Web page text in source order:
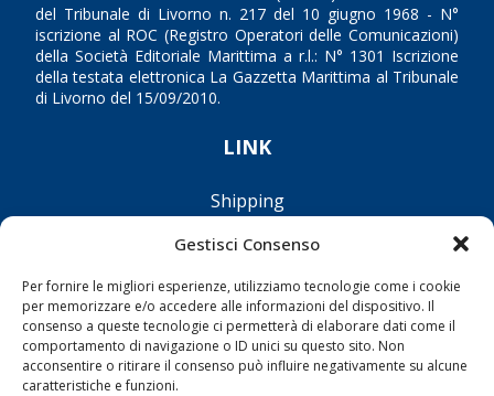
Gestisci Consenso
Per fornire le migliori esperienze, utilizziamo tecnologie come i cookie
per memorizzare e/o accedere alle informazioni del dispositivo. Il
consenso a queste tecnologie ci permetterà di elaborare dati come il
comportamento di navigazione o ID unici su questo sito. Non
acconsentire o ritirare il consenso può influire negativamente su alcune
caratteristiche e funzioni.
del Tribunale di Livorno n. 217 del 10 giugno 1968 - N°
iscrizione al ROC (Registro Operatori delle Comunicazioni)
della Società Editoriale Marittima a r.l.: N° 1301 Iscrizione
della testata elettronica La Gazzetta Marittima al Tribunale
di Livorno del 15/09/2010.
LINK
Shipping
Porti/Interporti
Varie
Sostenibilità
Compagnie di Navigazione